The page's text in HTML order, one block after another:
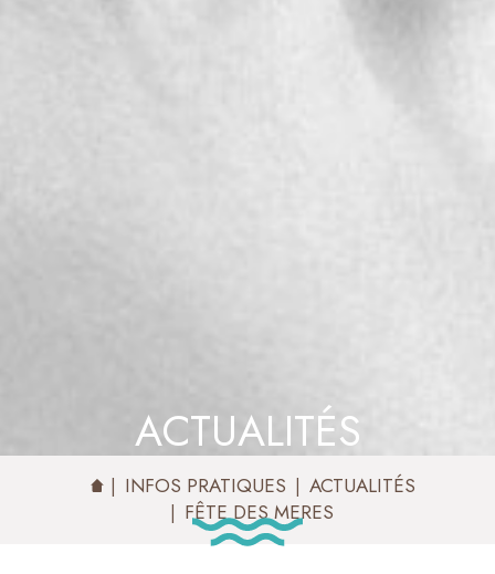
ACTUALITÉS
INFOS PRATIQUES
ACTUALITÉS
FÊTE DES MERES